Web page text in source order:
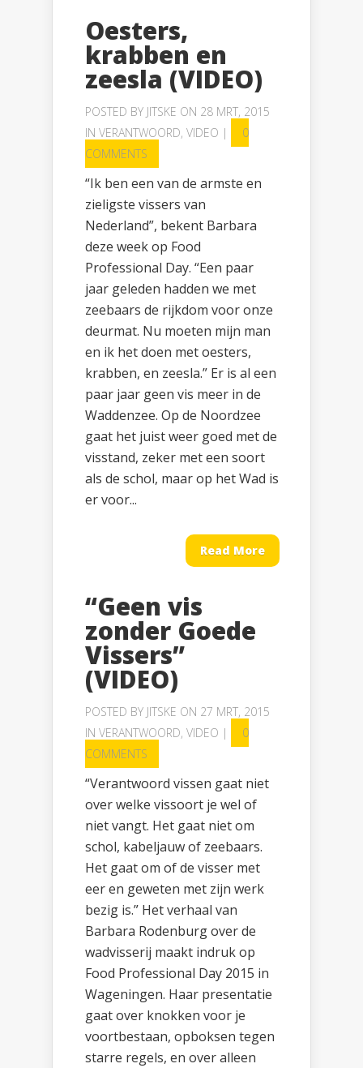
Oesters,
krabben en
zeesla (VIDEO)
POSTED BY JITSKE ON 28 MRT, 2015
IN VERANTWOORD, VIDEO |
0
COMMENTS
“Ik ben een van de armste en
zieligste vissers van
Nederland”, bekent Barbara
deze week op Food
Professional Day. “Een paar
jaar geleden hadden we met
zeebaars de rijkdom voor onze
deurmat. Nu moeten mijn man
en ik het doen met oesters,
krabben, en zeesla.” Er is al een
paar jaar geen vis meer in de
Waddenzee. Op de Noordzee
gaat het juist weer goed met de
visstand, zeker met een soort
als de schol, maar op het Wad is
er voor...
Read More
“Geen vis
zonder Goede
Vissers”
(VIDEO)
POSTED BY JITSKE ON 27 MRT, 2015
IN VERANTWOORD, VIDEO |
0
COMMENTS
“Verantwoord vissen gaat niet
over welke vissoort je wel of
niet vangt. Het gaat niet om
schol, kabeljauw of zeebaars.
Het gaat om of de visser met
eer en geweten met zijn werk
bezig is.” Het verhaal van
Barbara Rodenburg over de
wadvisserij maakt indruk op
Food Professional Day 2015 in
Wageningen. Haar presentatie
gaat over knokken voor je
voortbestaan, opboksen tegen
starre regels, en over alleen